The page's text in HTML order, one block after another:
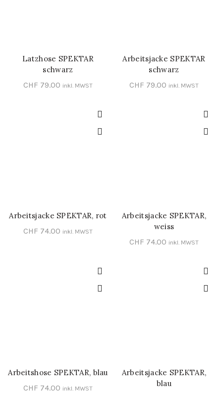
SCHNELL-EINKAUF
Latzhose SPEKTAR
schwarz
CHF 79.00 inkl. MWST
SCHNELL-EINKAUF
Arbeitsjacke SPEKTAR
schwarz
CHF 79.00 inkl. MWST
SCHNELL-EINKAUF
Arbeitsjacke SPEKTAR, rot
CHF 74.00 inkl. MWST
SCHNELL-EINKAUF
Arbeitsjacke SPEKTAR,
weiss
CHF 74.00 inkl. MWST
SCHNELL-EINKAUF
Arbeitshose SPEKTAR, blau
CHF 74.00 inkl. MWST
SCHNELL-EINKAUF
Arbeitsjacke SPEKTAR,
blau